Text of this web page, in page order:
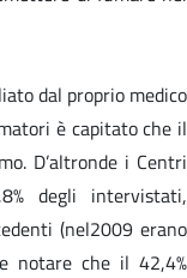
dal proprio medico
è capitato che il
D’altronde i Centri
degli intervistati,
(nel2009 erano
notare che il 42,4%